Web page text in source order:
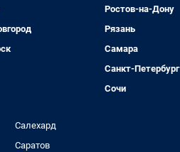
Ростов-на-Дону
Рязань
Самара
Санкт-Петербург
Сочи
Салехард
Саратов